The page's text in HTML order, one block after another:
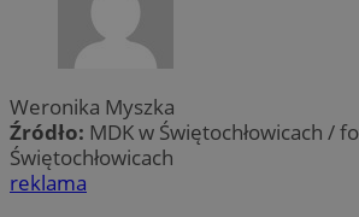
Weronika Myszka
Źródło: MDK w Świętochłowicach /
Świętochłowicach
reklama